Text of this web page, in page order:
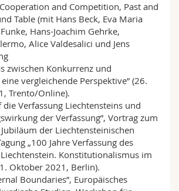
and Competition, Past and
Table (mit Hans Beck, Eva Maria
Hans-Joachim Gehrke,
Alice Valdesalici und Jens
zwischen Konkurrenz und
vergleichende Perspektive” (26.
Trento/Online).
die Verfassung Liechtensteins und
der Verfassung”, Vortrag zum
der Liechtensteinischen
„100 Jahre Verfassung des
Konstitutionalismus im
Oktober 2021, Berlin).
Boundaries”, Europäisches